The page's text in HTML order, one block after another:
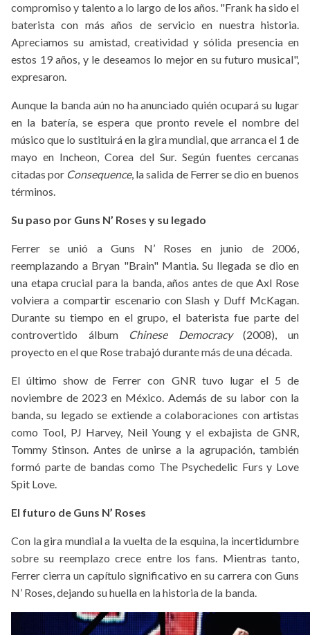
compromiso y talento a lo largo de los años. "Frank ha sido el
baterista con más años de servicio en nuestra historia.
Apreciamos su amistad, creatividad y sólida presencia en
estos 19 años, y le deseamos lo mejor en su futuro musical",
expresaron.
Aunque la banda aún no ha anunciado quién ocupará su lugar
en la batería, se espera que pronto revele el nombre del
músico que lo sustituirá en la gira mundial, que arranca el 1 de
mayo en Incheon, Corea del Sur. Según fuentes cercanas
citadas por Consequence, la salida de Ferrer se dio en buenos
términos.
Su paso por Guns N’ Roses y su legado
Ferrer se unió a Guns N’ Roses en junio de 2006,
reemplazando a Bryan "Brain" Mantia. Su llegada se dio en
una etapa crucial para la banda, años antes de que Axl Rose
volviera a compartir escenario con Slash y Duff McKagan.
Durante su tiempo en el grupo, el baterista fue parte del
controvertido álbum Chinese Democracy(2008), un
proyecto en el que Rose trabajó durante más de una década.
El último show de Ferrer con GNR tuvo lugar el 5 de
noviembre de 2023 en México. Además de su labor con la
banda, su legado se extiende a colaboraciones con artistas
como Tool, PJ Harvey, Neil Young y el exbajista de GNR,
Tommy Stinson. Antes de unirse a la agrupación, también
formó parte de bandas como The Psychedelic Furs y Love
Spit Love.
El futuro de Guns N’ Roses
Con la gira mundial a la vuelta de la esquina, la incertidumbre
sobre su reemplazo crece entre los fans. Mientras tanto,
Ferrer cierra un capítulo significativo en su carrera con Guns
N’ Roses, dejando su huella en la historia de la banda.